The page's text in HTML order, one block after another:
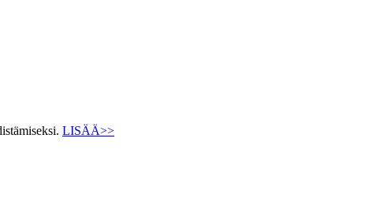
LISÄÄ>>